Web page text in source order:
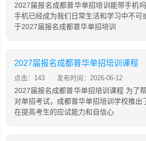
2027届报名成都普华单招培训能带手机
手机已经成为我们日常生活和学习中不可
于2027届报名成都普华单招培训
2027届报名成都普华单招培训课程
点击：143 发布时间：2026-06-12
2027届报名成都普华单招培训课程 为了
对单招考试，成都普华单招培训学校推出
在提高考生的应试能力和自信心